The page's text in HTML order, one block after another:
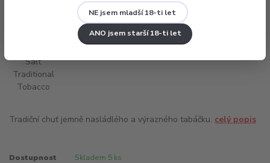
NE jsem mladší 18-ti let
ANO jsem starší 18-ti let
Tradiční chuť jemně nasládlého a výrazného tabáčku. celý popis
Dostupnost Skladem 5 ks